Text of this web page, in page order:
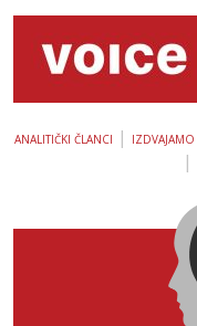
ANALITIČKI ČLANCI | IZDVAJAMO
|